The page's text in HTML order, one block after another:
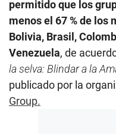
permitido que los
menos el 67 % de los
Bolivia, Brasil,
Venezuela, de
la selva: Blindar a la
publicado por la
Group.